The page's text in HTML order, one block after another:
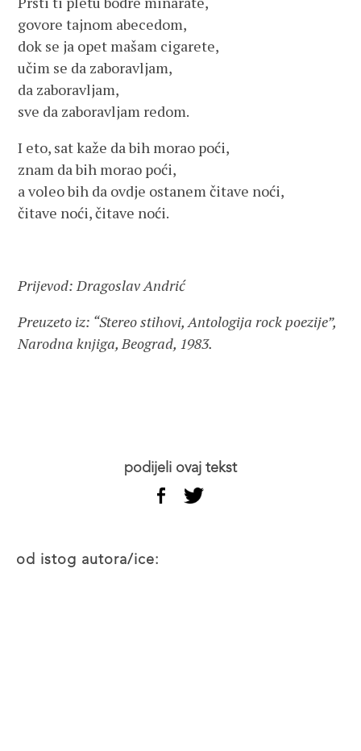
govore tajnom abecedom,
dok se ja opet mašam cigarete,
učim se da zaboravljam,
da zaboravljam,
sve da zaboravljam redom.
I eto, sat kaže da bih morao poći,
znam da bih morao poći,
a voleo bih da ovdje ostanem čitave noći,
čitave noći, čitave noći.
Prijevod: Dragoslav Andrić
Preuzeto iz: “Stereo stihovi, Antologija rock poezije”,
Narodna knjiga, Beograd, 1983.
podijeli ovaj tekst
od istog autora/ice: